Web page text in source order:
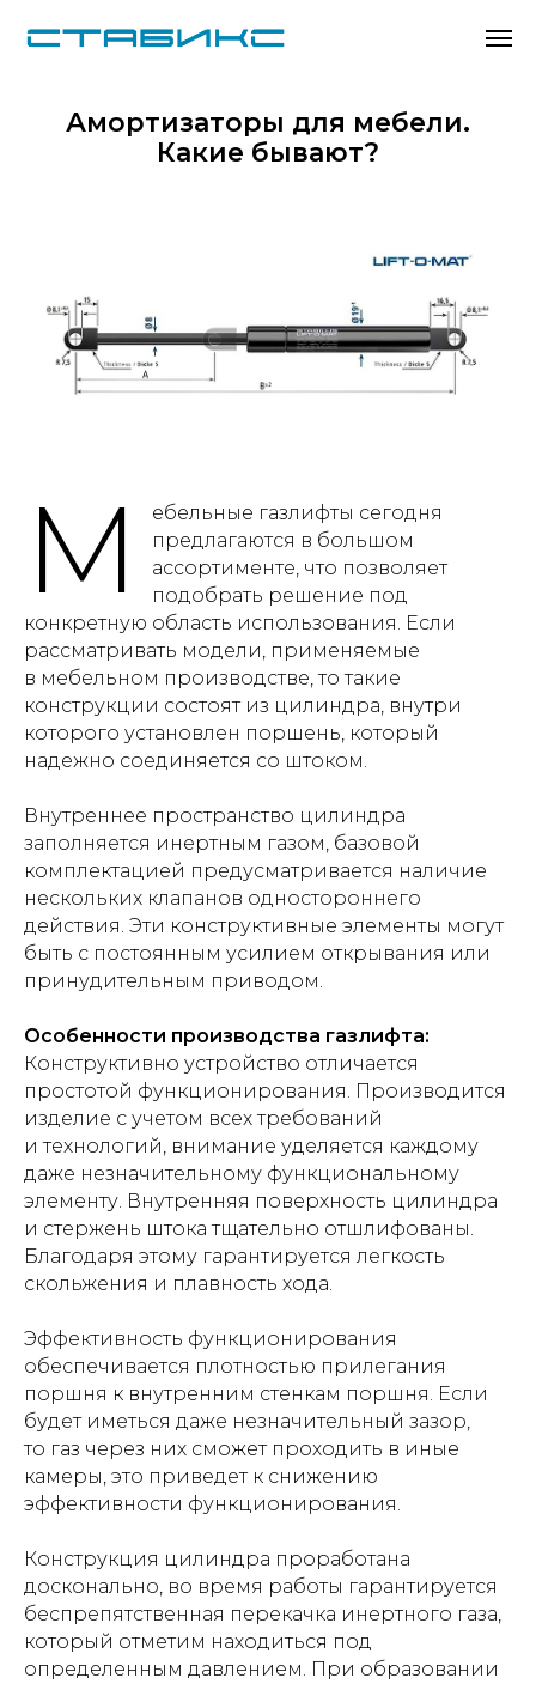
Амортизаторы для мебели.
Какие бывают?
М
ебельные газлифты сегодня
предлагаются в большом
ассортименте, что позволяет
подобрать решение под
конкретную область использования. Если
рассматривать модели, применяемые
в мебельном производстве, то такие
конструкции состоят из цилиндра, внутри
которого установлен поршень, который
надежно соединяется со штоком.
Внутреннее пространство цилиндра
заполняется инертным газом, базовой
комплектацией предусматривается наличие
нескольких клапанов одностороннего
действия. Эти конструктивные элементы могут
быть с постоянным усилием открывания или
принудительным приводом.
Особенности производства газлифта:
Конструктивно устройство отличается
простотой функционирования. Производится
изделие с учетом всех требований
и технологий, внимание уделяется каждому
даже незначительному функциональному
элементу. Внутренняя поверхность цилиндра
и стержень штока тщательно отшлифованы.
Благодаря этому гарантируется легкость
скольжения и плавность хода.
Эффективность функционирования
обеспечивается плотностью прилегания
поршня к внутренним стенкам поршня. Если
будет иметься даже незначительный зазор,
то газ через них сможет проходить в иные
камеры, это приведет к снижению
эффективности функционирования.
Конструкция цилиндра проработана
досконально, во время работы гарантируется
беспрепятственная перекачка инертного газа,
который отметим находиться под
определенным давлением. При образовании